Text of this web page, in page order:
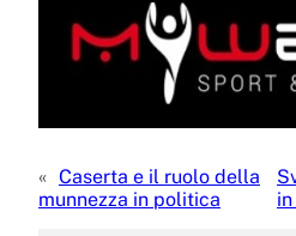
« Caserta e il ruolo della
munnezza in politica